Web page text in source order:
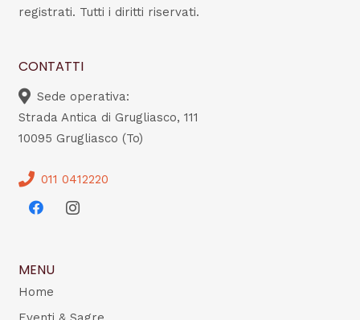
registrati. Tutti i diritti riservati.
CONTATTI
Sede operativa:
Strada Antica di Grugliasco, 111
10095 Grugliasco (To)
011 0412220
MENU
Home